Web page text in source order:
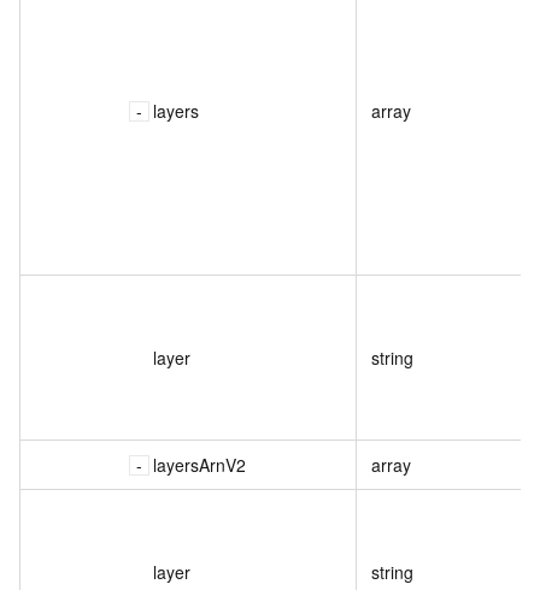
layers array
layer string
layersArnV2 array
layer string